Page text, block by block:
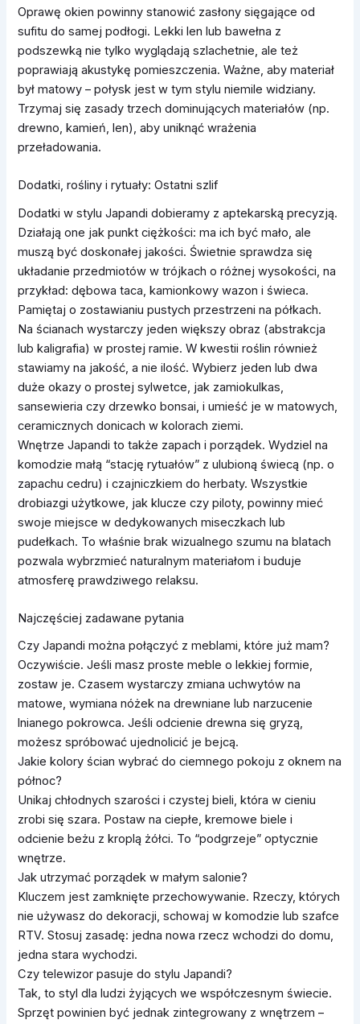
Oprawę okien powinny stanowić zasłony sięgające od
sufitu do samej podłogi. Lekki len lub bawełna z
podszewką nie tylko wyglądają szlachetnie, ale też
poprawiają akustykę pomieszczenia. Ważne, aby materiał
był matowy – połysk jest w tym stylu niemile widziany.
Trzymaj się zasady trzech dominujących materiałów (np.
drewno, kamień, len), aby uniknąć wrażenia
przeładowania.
Dodatki, rośliny i rytuały: Ostatni szlif
Dodatki w stylu Japandi dobieramy z aptekarską precyzją.
Działają one jak punkt ciężkości: ma ich być mało, ale
muszą być doskonałej jakości. Świetnie sprawdza się
układanie przedmiotów w trójkach o różnej wysokości, na
przykład: dębowa taca, kamionkowy wazon i świeca.
Pamiętaj o zostawianiu pustych przestrzeni na półkach.
Na ścianach wystarczy jeden większy obraz (abstrakcja
lub kaligrafia) w prostej ramie. W kwestii roślin również
stawiamy na jakość, a nie ilość. Wybierz jeden lub dwa
duże okazy o prostej sylwetce, jak zamiokulkas,
sansewieria czy drzewko bonsai, i umieść je w matowych,
ceramicznych donicach w kolorach ziemi.
Wnętrze Japandi to także zapach i porządek. Wydziel na
komodzie małą “stację rytuałów” z ulubioną świecą (np. o
zapachu cedru) i czajniczkiem do herbaty. Wszystkie
drobiazgi użytkowe, jak klucze czy piloty, powinny mieć
swoje miejsce w dedykowanych miseczkach lub
pudełkach. To właśnie brak wizualnego szumu na blatach
pozwala wybrzmieć naturalnym materiałom i buduje
atmosferę prawdziwego relaksu.
Najczęściej zadawane pytania
Czy Japandi można połączyć z meblami, które już mam?
Oczywiście. Jeśli masz proste meble o lekkiej formie,
zostaw je. Czasem wystarczy zmiana uchwytów na
matowe, wymiana nóżek na drewniane lub narzucenie
lnianego pokrowca. Jeśli odcienie drewna się gryzą,
możesz spróbować ujednolicić je bejcą.
Jakie kolory ścian wybrać do ciemnego pokoju z oknem na
północ?
Unikaj chłodnych szarości i czystej bieli, która w cieniu
zrobi się szara. Postaw na ciepłe, kremowe biele i
odcienie beżu z kroplą żółci. To “podgrzeje” optycznie
wnętrze.
Jak utrzymać porządek w małym salonie?
Kluczem jest zamknięte przechowywanie. Rzeczy, których
nie używasz do dekoracji, schowaj w komodzie lub szafce
RTV. Stosuj zasadę: jedna nowa rzecz wchodzi do domu,
jedna stara wychodzi.
Czy telewizor pasuje do stylu Japandi?
Tak, to styl dla ludzi żyjących we współczesnym świecie.
Sprzęt powinien być jednak zintegrowany z wnętrzem –